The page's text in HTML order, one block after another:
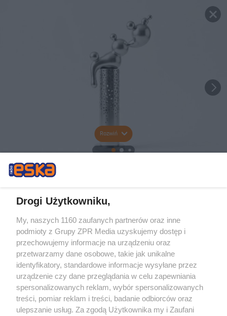
Rozwiń
Drogi Użytkowniku,
My, naszych 1160 zaufanych partnerów oraz inne
podmioty z Grupy ZPR Media uzyskujemy dostęp i
przechowujemy informacje na urządzeniu oraz
przetwarzamy dane osobowe, takie jak unikalne
identyfikatory, standardowe informacje wysyłane przez
urządzenie czy dane przeglądania w celu zapewniania
spersonalizowanych reklam, wybór spersonalizowanych
treści, pomiar reklam i treści, badanie odbiorców oraz
ulepszanie usług. Za zgodą Użytkownika my i Zaufani